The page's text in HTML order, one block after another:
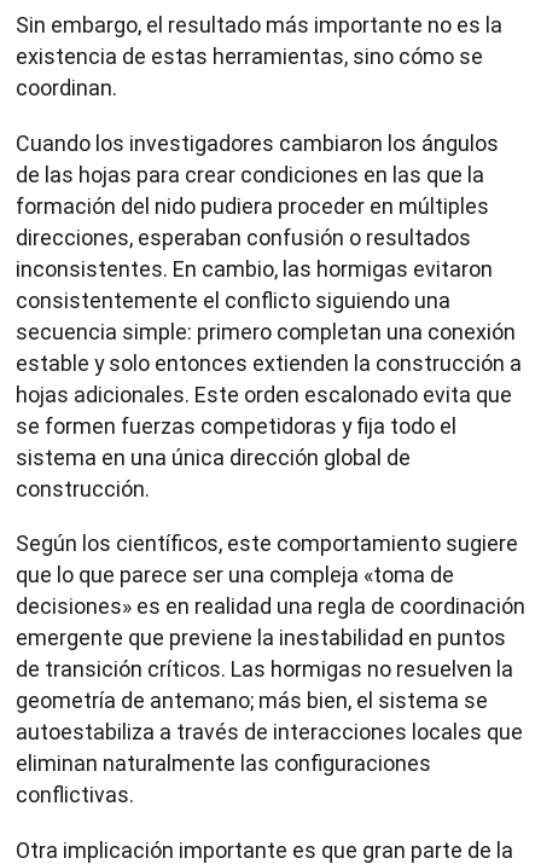
Sin embargo, el resultado más importante no es la
existencia de estas herramientas, sino cómo se
coordinan.
Cuando los investigadores cambiaron los ángulos
de las hojas para crear condiciones en las que la
formación del nido pudiera proceder en múltiples
direcciones, esperaban confusión o resultados
inconsistentes. En cambio, las hormigas evitaron
consistentemente el conflicto siguiendo una
secuencia simple: primero completan una conexión
estable y solo entonces extienden la construcción a
hojas adicionales. Este orden escalonado evita que
se formen fuerzas competidoras y fija todo el
sistema en una única dirección global de
construcción.
Según los científicos, este comportamiento sugiere
que lo que parece ser una compleja «toma de
decisiones» es en realidad una regla de coordinación
emergente que previene la inestabilidad en puntos
de transición críticos. Las hormigas no resuelven la
geometría de antemano; más bien, el sistema se
autoestabiliza a través de interacciones locales que
eliminan naturalmente las configuraciones
conflictivas.
Otra implicación importante es que gran parte de la